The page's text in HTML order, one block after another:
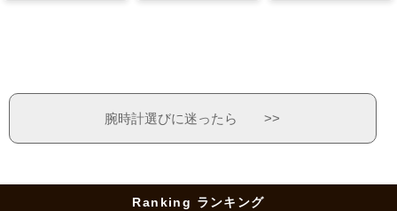
腕時計選びに迷ったら >>
Ranking ランキング